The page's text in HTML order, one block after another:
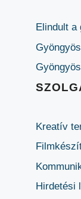
Elindult a
Kreatív
Hirdetési